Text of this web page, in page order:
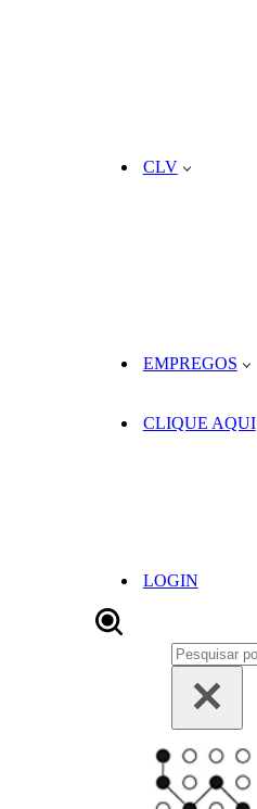
CLV
EMPREGOS
CLIQUE AQUI
LOGIN
Pesquisar
por...